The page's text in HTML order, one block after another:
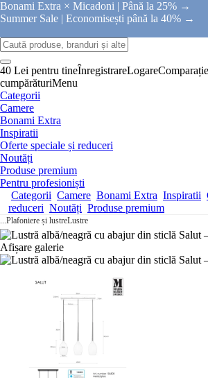
Bonami Extra × Micadoni | Până la 25% →
Summer Sale | Economisești până la 40% →
40 Lei pentru tineÎnregistrareLogareComparație
cumpărăturiMenu
Categorii
Camere
Bonami Extra
Inspiratii
Oferte speciale și reduceri
Noutăți
Produse premium
Pentru profesioniști
Categorii Camere Bonami Extra Inspiratii
reduceri Noutăți Produse premium
...Plafoniere și lustreLustre
Afișare galerie